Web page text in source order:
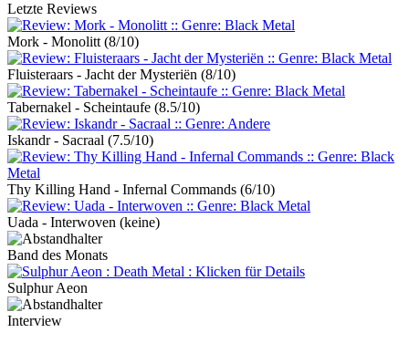
Letzte Reviews
Mork - Monolitt (8/10)
Fluisteraars - Jacht der Mysteriën (8/10)
Tabernakel - Scheintaufe (8.5/10)
Iskandr - Sacraal (7.5/10)
Thy Killing Hand - Infernal Commands (6/10)
Uada - Interwoven (keine)
Band des Monats
Sulphur Aeon
Interview